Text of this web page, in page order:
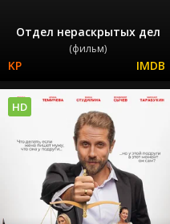
Отдел нераскрытых дел
(фильм)
HD